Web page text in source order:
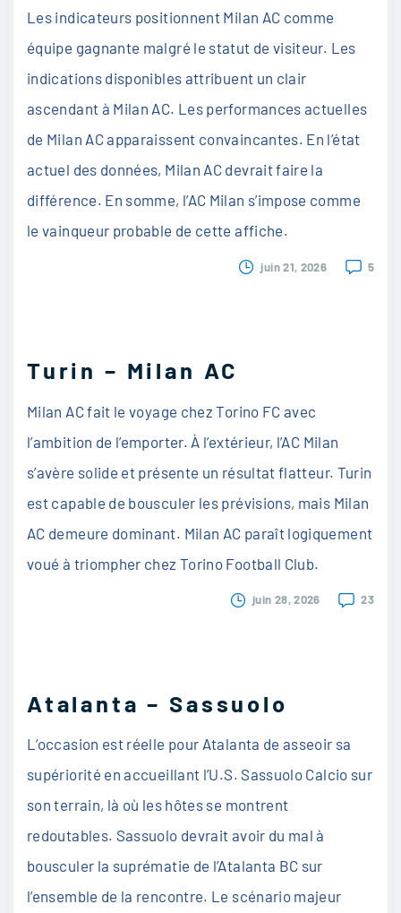
Les indicateurs positionnent Milan AC comme
équipe gagnante malgré le statut de visiteur. Les
indications disponibles attribuent un clair
ascendant à Milan AC. Les performances actuelles
de Milan AC apparaissent convaincantes. En l’état
actuel des données, Milan AC devrait faire la
différence. En somme, l’AC Milan s’impose comme
le vainqueur probable de cette affiche.
5
juin 21, 2026
Turin – Milan AC
Milan AC fait le voyage chez Torino FC avec
l’ambition de l’emporter. À l’extérieur, l’AC Milan
s’avère solide et présente un résultat flatteur. Turin
est capable de bousculer les prévisions, mais Milan
AC demeure dominant. Milan AC paraît logiquement
voué à triompher chez Torino Football Club.
23
juin 28, 2026
Atalanta – Sassuolo
L’occasion est réelle pour Atalanta de asseoir sa
supériorité en accueillant l’U.S. Sassuolo Calcio sur
son terrain, là où les hôtes se montrent
redoutables. Sassuolo devrait avoir du mal à
bousculer la suprématie de l’Atalanta BC sur
l’ensemble de la rencontre. Le scénario majeur